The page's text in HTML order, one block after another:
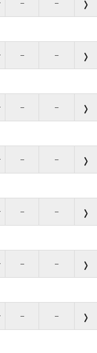
– –
– –
– –
– –
– –
– –
– –